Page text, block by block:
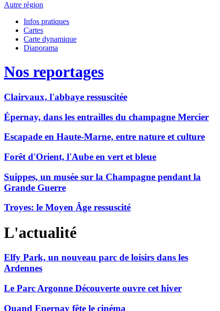
Autre région
Infos pratiques
Cartes
Carte dynamique
Diaporama
Nos reportages
Clairvaux, l'abbaye ressuscitée
Épernay, dans les entrailles du champagne Mercier
Escapade en Haute-Marne, entre nature et culture
Forêt d'Orient, l'Aube en vert et bleue
Suippes, un musée sur la Champagne pendant la
Grande Guerre
Troyes: le Moyen Âge ressuscité
L'actualité
Elfy Park, un nouveau parc de loisirs dans les
Ardennes
Le Parc Argonne Découverte ouvre cet hiver
Quand Epernay fête le cinéma